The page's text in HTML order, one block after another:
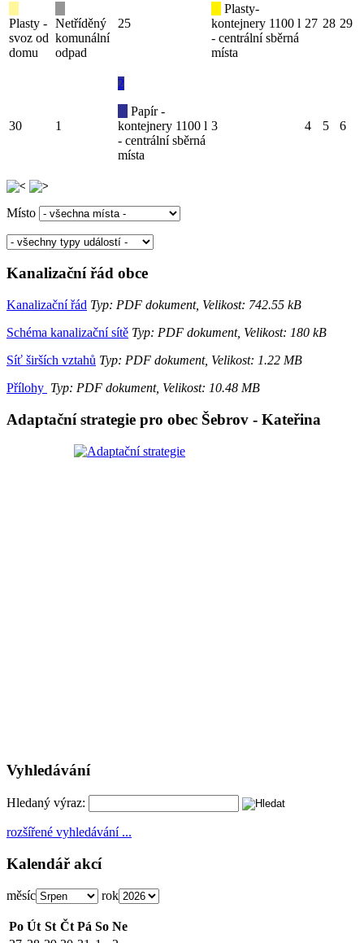
Plasty -
svoz od
domu
Netříděný
komunální
odpad
25
Plasty-
kontejnery 1100 l
- centrální sběrná
místa
27 28 29
30 1
2
Papír -
kontejnery 1100 l
- centrální sběrná
místa
3 4 5 6
Místo
Kanalizační řád obce
Kanalizační řád Typ: PDF dokument, Velikost: 742.55 kB
Schéma kanalizační sítě Typ: PDF dokument, Velikost: 180 kB
Síť širších vztahů Typ: PDF dokument, Velikost: 1.22 MB
Přílohy Typ: PDF dokument, Velikost: 10.48 MB
Adaptační strategie pro obec Šebrov - Kateřina
Vyhledávání
Hledaný výraz:
rozšířené vyhledávání ...
Kalendář akcí
měsíc rok
Po Út St Čt Pá So Ne